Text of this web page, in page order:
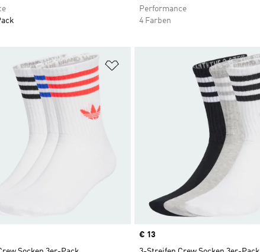
Performance
4 Farben
hinzufügen Zur Wunschliste hinzufügen
Price
€ 13